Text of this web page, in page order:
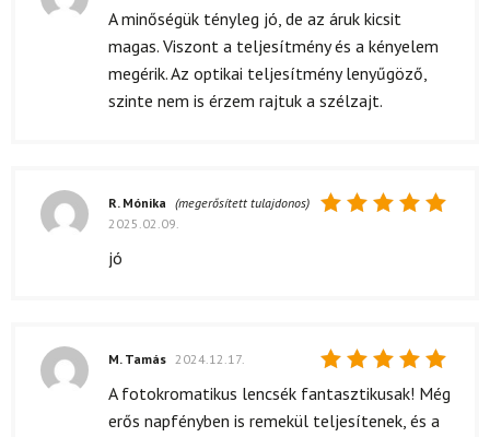
Értékelés:
A minőségük tényleg jó, de az áruk kicsit
magas. Viszont a teljesítmény és a kényelem
megérik. Az optikai teljesítmény lenyűgöző,
szinte nem is érzem rajtuk a szélzajt.
R. Mónika (megerősített tulajdonos)
2025.02.09.
jó
Értékelés:
M. Tamás 2024.12.17.
A fotokromatikus lencsék fantasztikusak! Még
erős napfényben is remekül teljesítenek, és a